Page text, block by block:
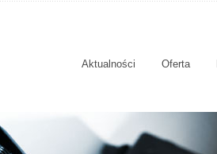
Aktualności Oferta